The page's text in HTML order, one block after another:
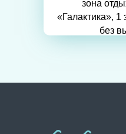
зона
«Галактика», 1
без